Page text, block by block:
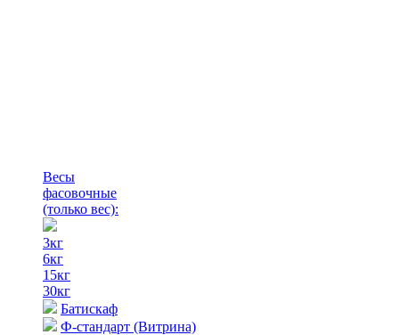
Весы
фасовочные
(только вес):
3кг
6кг
15кг
30кг
Батискаф
Ф-стандарт (Витрина)